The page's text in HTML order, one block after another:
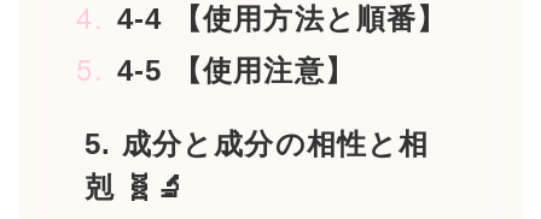
4-4 【使用方法と順番】
4-5 【使用注意】
5. 成分と成分の相性と相
剋 🧬🔬